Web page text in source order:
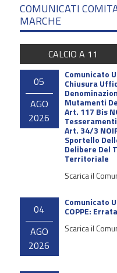
COMUNICATI
MARCHE
CALCIO A 11
05
AGO
2026
Comunicato
Chiusura
Mutamenti
Art. 117 Bis
Art. 34/3
Sportello
Delibere Del
Territoriale
Scarica il
04
AGO
2026
Comunicato
COPPE:
Scarica il